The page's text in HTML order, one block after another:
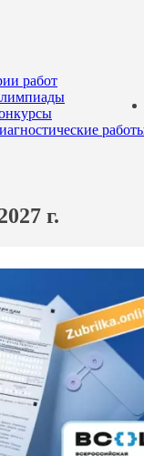
работ
г.